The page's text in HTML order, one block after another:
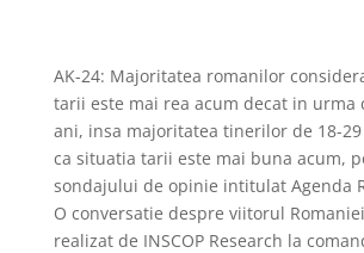
AK-24: Majoritatea romanilor
tarii este mai rea acum decat in urma
ani, insa majoritatea tinerilor de 18-
ca situatia tarii este mai buna acum,
sondajului de opinie intitulat Agenda
O conversatie despre viitorul
realizat de INSCOP Research la